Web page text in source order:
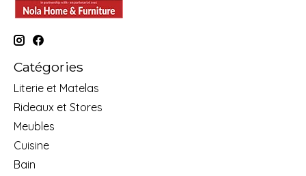
Catégories
Literie et Matelas
Rideaux et Stores
Meubles
Cuisine
Bain